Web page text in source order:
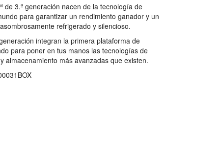
3.ª generación nacen de la tecnología de
para garantizar un rendimiento ganador y un
refrigerado y silencioso.
integran la primera plataforma de
para poner en tus manos las tecnologías de
almacenamiento más avanzadas que existen.